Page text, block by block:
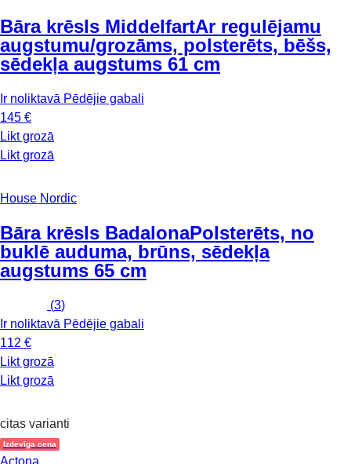
Bāra krēsls MiddelfartAr regulējamu
augstumu/grozāms, polsterēts, bēšs,
sēdekļa augstums 61 cm
Ir noliktavā Pēdējie gabali
145 €
Likt grozā
Likt grozā
House Nordic
Bāra krēsls BadalonaPolsterēts, no
buklē auduma, brūns, sēdekļa
augstums 65 cm
(3)
Ir noliktavā Pēdējie gabali
112 €
Likt grozā
Likt grozā
citas varianti
Izdevīga cena
Actona